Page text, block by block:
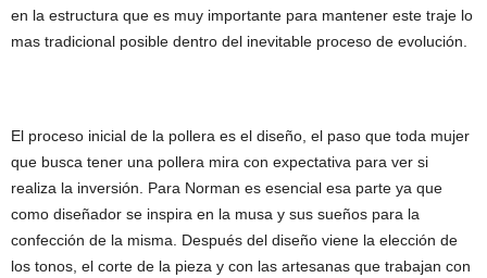
en la estructura que es muy importante para mantener este traje lo
mas tradicional posible dentro del inevitable proceso de evolución.
El proceso inicial de la pollera es el diseño, el paso que toda mujer
que busca tener una pollera mira con expectativa para ver si
realiza la inversión. Para Norman es esencial esa parte ya que
como diseñador se inspira en la musa y sus sueños para la
confección de la misma. Después del diseño viene la elección de
los tonos, el corte de la pieza y con las artesanas que trabajan con